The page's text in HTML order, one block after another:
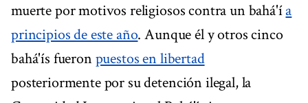
muerte por motivos religiosos contra un bahá'ía
principios de este año. Aunque él y otros cinco
bahá'ís fueron puestos en libertad
posteriormente por su detención ilegal, la